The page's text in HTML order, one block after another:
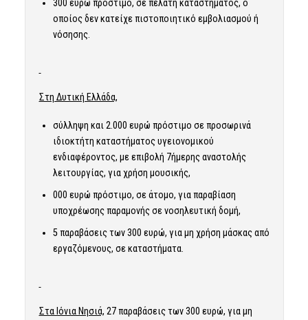
300 ευρώ πρόστιμο, σε πελάτη καταστήματος, ο
οποίος δεν κατείχε πιστοποιητικό εμβολιασμού ή
νόσησης.
Στη Δυτική Ελλάδα,
σύλληψη και 2.000 ευρώ πρόστιμο σε προσωρινά
ιδιοκτήτη καταστήματος υγειονομικού
ενδιαφέροντος, με επιβολή 7ήμερης αναστολής
λειτουργίας, για χρήση μουσικής,
000 ευρώ πρόστιμο, σε άτομο, για παραβίαση
υποχρέωσης παραμονής σε νοσηλευτική δομή,
5 παραβάσεις των 300 ευρώ, για μη χρήση μάσκας από
εργαζόμενους, σε καταστήματα.
Στα Ιόνια Νησιά, 27 παραβάσεις των 300 ευρώ, για μη